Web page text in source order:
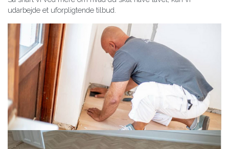
udarbejde et uforpligtende tilbud.